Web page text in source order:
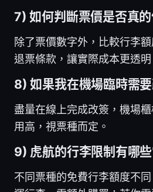
7) 如何判斷票價是否真的
除了票價數字外，比較行李
退票條款，讓實際成本更透明
8) 如果我在機場臨時需
盡量在線上完成改簽，機場
用高，視票種而定。
9) 虎航的行李限制有哪
不同票種的免費行李額度不